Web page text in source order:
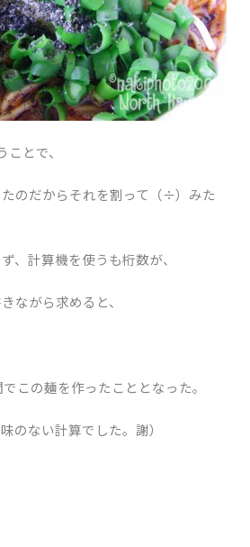
とで、
のだからそれを割って（÷）みた
、計算機を使うも桁数が、
ながら求めると、
この麺を作ったこととなった。
のない計算でした。謝）